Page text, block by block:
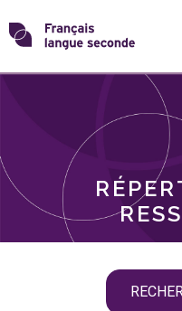
Skip
toTransformons
langue
THÈMES